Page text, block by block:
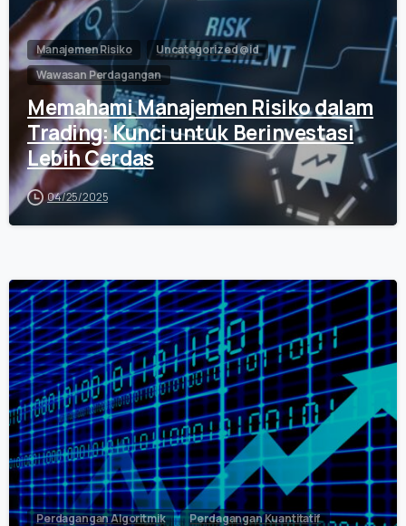
Manajemen Risiko
Uncategorized @id
Wawasan Perdagangan
Memahami Manajemen Risiko dalam
Trading: Kunci untuk Berinvestasi
Lebih Cerdas
04/25/2025
0
Perdagangan Algoritmik Perdagangan Kuantitatif